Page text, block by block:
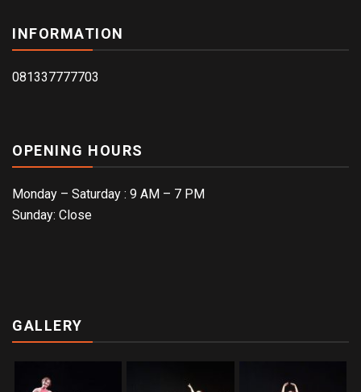
INFORMATION
081337777703
OPENING HOURS
Monday – Saturday : 9 AM – 7 PM
Sunday: Close
GALLERY